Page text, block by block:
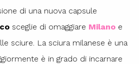
di una nuova capsule
sceglie di omaggiare Milano e
sciure. La sciura milanese è una
è in grado di incarnare